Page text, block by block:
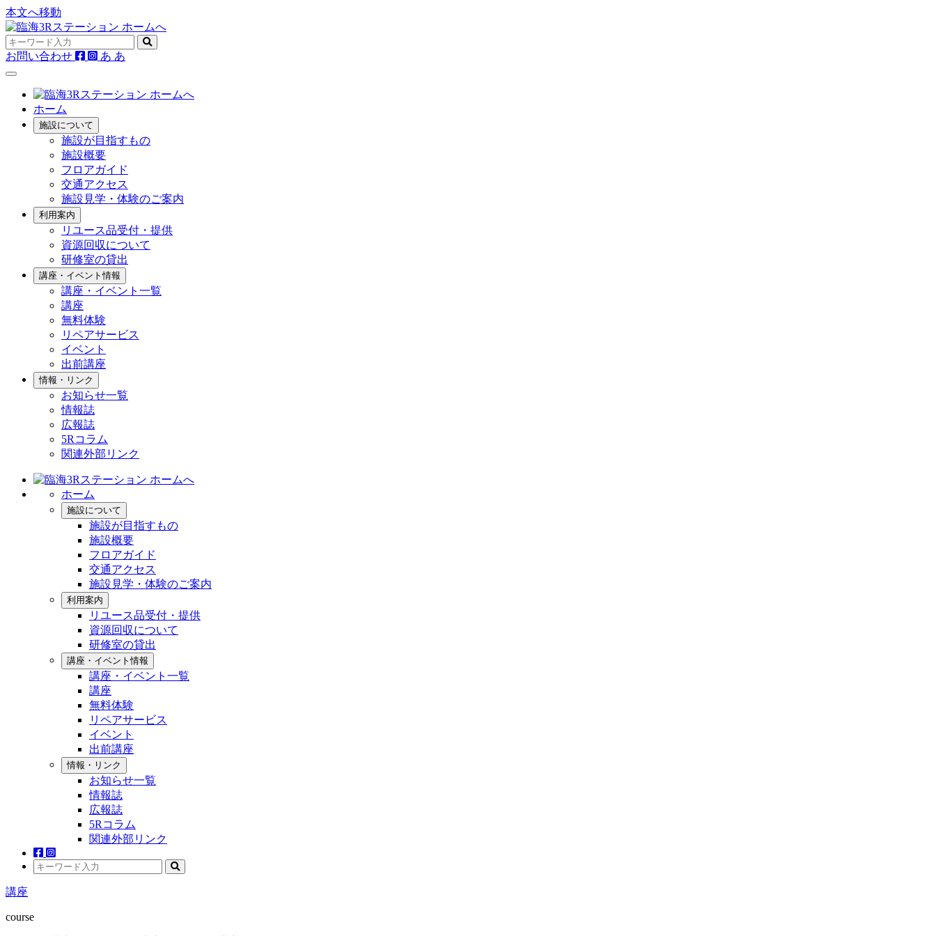
本文へ移動
お問い合わせ あ あ
ホーム
施設について
施設が目指すもの
施設概要
フロアガイド
交通アクセス
施設見学・体験のご案内
利用案内
リユース品受付・提供
資源回収について
研修室の貸出
講座・イベント情報
講座・イベント一覧
講座
無料体験
リペアサービス
イベント
出前講座
情報・リンク
お知らせ一覧
情報誌
広報誌
5Rコラム
関連外部リンク
ホーム
施設について
施設が目指すもの
施設概要
フロアガイド
交通アクセス
施設見学・体験のご案内
利用案内
リユース品受付・提供
資源回収について
研修室の貸出
講座・イベント情報
講座・イベント一覧
講座
無料体験
リペアサービス
イベント
出前講座
情報・リンク
お知らせ一覧
情報誌
広報誌
5Rコラム
関連外部リンク
講座
course